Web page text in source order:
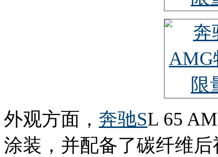
外观方面， 奔驰SL 65
涂装，并配备了碳纤维